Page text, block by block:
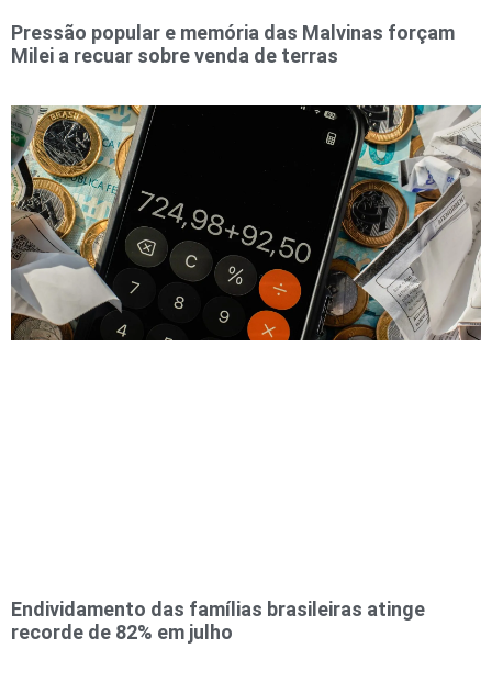
Pressão popular e memória das Malvinas forçam
Milei a recuar sobre venda de terras
Endividamento das famílias brasileiras atinge
recorde de 82% em julho